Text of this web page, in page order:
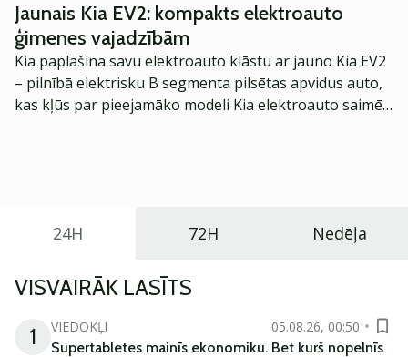
Jaunais Kia EV2: kompakts elektroauto
ģimenes vajadzībām
Kia paplašina savu elektroauto klāstu ar jauno Kia EV2
– pilnībā elektrisku B segmenta pilsētas apvidus auto,
kas kļūs par pieejamāko modeli Kia elektroauto saimē
24H 72H Nedēļa
VISVAIRĀK LASĪTS
1
VIEDOKĻI
05.08.26, 00:50
Supertabletes mainīs ekonomiku. Bet kurš nopelnīs